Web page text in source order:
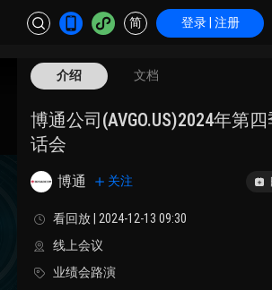
简 登录 | 注册
介绍 文档
博通公司(AVGO.US)2024年第
话会
博通 关注
看回放 | 2024-12-13 09:30
线上会议
业绩会路演